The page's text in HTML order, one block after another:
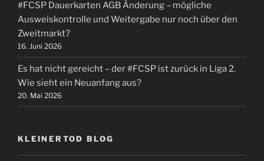
#FCSP Dauerkarten AGB Änderung – mögliche
Ausweiskontrolle und Weitergabe nur noch über den
Zweitmarkt?
16. Juni 2026
Es hat nicht gereicht – der #FCSP ist zurück in Liga 2.
Wie sieht ein Neuanfang aus?
20. Mai 2026
KLEINERTOD BLOG